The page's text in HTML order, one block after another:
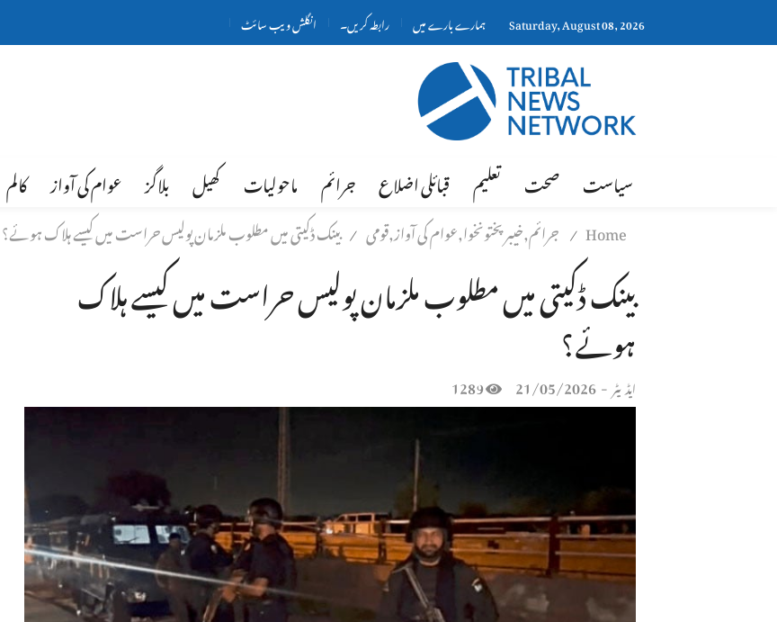
Saturday, August 08, 2026 ہمارے بارے میں رابطہ کریں۔ انگلش ویب سائٹ
سیاست صحت تعلیم قبائلی اضلاع جرائم ماحولیات کھیل بلاگز عوام کی آواز کالم
بینک ڈکیتی میں مطلوب ملزمان پولیس حراست میں کیسے ہلاک ہوئے؟ Home
/ جرائم,خیبر پختونخوا,عوام کی آواز,قومی /
بینک ڈکیتی میں مطلوب ملزمان پولیس حراست میں کیسے ہلاک
ہوئے؟
ایڈیٹر -
21/05/2026